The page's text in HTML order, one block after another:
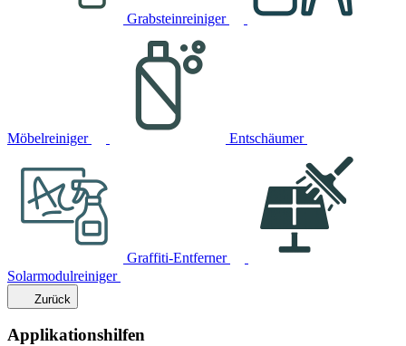
Grabsteinreiniger
Möbelreiniger Entschäumer
Graffiti-Entferner
Solarmodulreiniger
Zurück
Applikationshilfen